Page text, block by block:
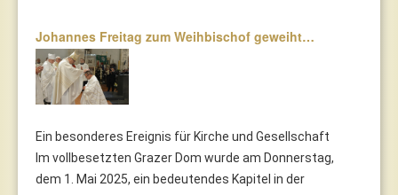
Johannes Freitag zum Weihbischof geweiht…
Ein besonderes Ereignis für Kirche und Gesellschaft
Im vollbesetzten Grazer Dom wurde am Donnerstag,
dem 1. Mai 2025, ein bedeutendes Kapitel in der